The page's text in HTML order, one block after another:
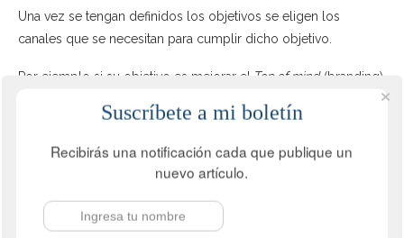
Una vez se tengan definidos los objetivos se eligen los
canales que se necesitan para cumplir dicho objetivo.
Por ejemplo si su objetivo es mejorar el Top of mind(branding)
Instagram
LinkedIn
Suscríbete a mi boletín
Recibirás una notificación cada que publique un
nuevo artículo.